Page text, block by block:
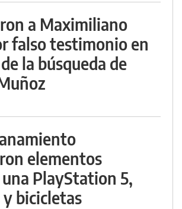
a Maximiliano
falso testimonio en
la búsqueda de
elementos
PlayStation 5,
y bicicletas